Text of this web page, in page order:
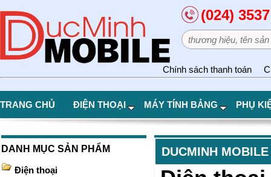
(024)
Chính sách thanh toán
TRANG CHỦ ĐIỆN THOẠI MÁY TÍNH BẢNG PHỤ
DANH MỤC SẢN PHẨM
Điện thoại
DUCMINH MOBILE